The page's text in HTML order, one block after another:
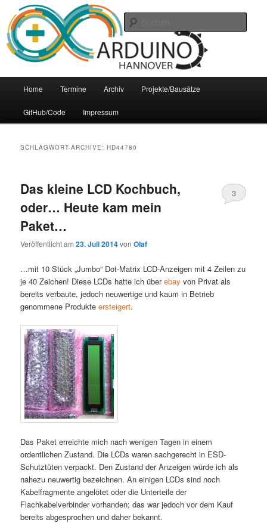
Inhalt
wechseln
sekundären
Inhalt
wechselnArduino-Hannover
Arduino Treffpunkt der Region Hannover
Home Termine Archiv Projekte/Bausätze
GitHub/Code Impressum
SCHLAGWORT-ARCHIVE:HD44780
Das kleine LCD Kochbuch,
oder… Heute kam mein
Paket…
Veröffentlicht am23. Juli 2014vonOlaf
3
…mit 10 Stück „Jumbo“ Dot-Matrix LCD-Anzeigen mit 4 Zeilen zu
je 40 Zeichen! Diese LCDs hatte ich überebay von Privat als
bereits verbaute, jedoch neuwertige und kaum in Betrieb
genommene Produkteersteigert.
Das Paket erreichte mich nach wenigen Tagen in einem
ordentlichen Zustand. Die LCDs waren sachgerecht in ESD-
Schutztüten verpackt. Den Zustand der Anzeigen würde ich als
nahezu neuwertig bezeichnen. An einigen LCDs sind noch
Kabelfragmente angelötet oder die Unterteile der
Flachkabelverbinder vorhanden; das war jedoch vor dem Kauf
bereits abgesprochen und daher bekannt.